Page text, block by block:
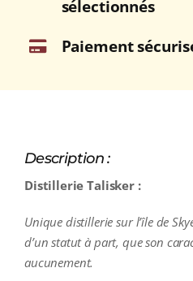
sélectionnés
Paiement
Description :
Distillerie Talisker :
Unique distillerie sur l’île de
d’un statut à part, que son
aucunement.